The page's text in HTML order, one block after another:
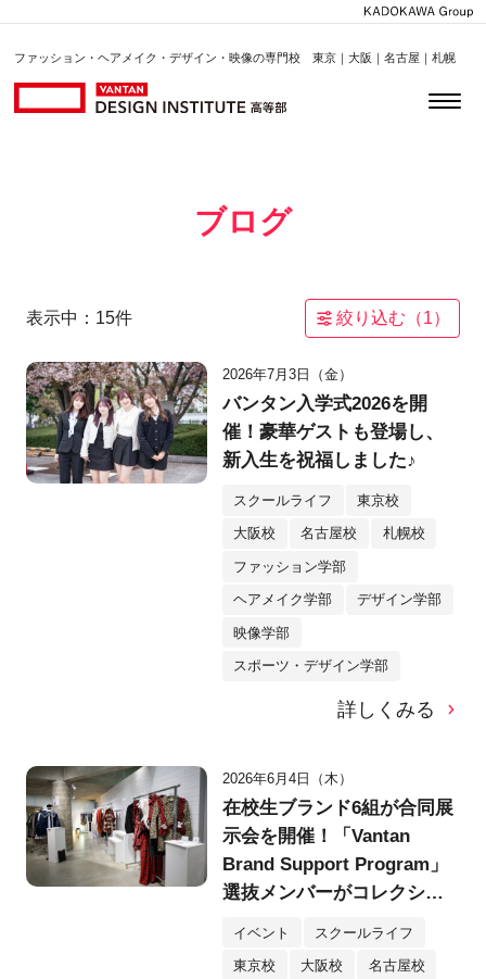
ファッション・ヘアメイク・デザイン・映像の専門校 東京｜大阪｜名古屋｜札幌
ブログ
表示中： 15件 絞り込む（1）
2026年7月3日（金）
バンタン入学式2026を開
催！豪華ゲストも登場し、
新入生を祝福しました♪
スクールライフ 東京校
大阪校 名古屋校 札幌校
ファッション学部
ヘアメイク学部 デザイン学部
映像学部
スポーツ・デザイン学部
詳しくみる
2026年6月4日（木）
在校生ブランド6組が合同展
示会を開催！「Vantan
Brand Support Program」
選抜メンバーがコレクショ
イベント スクールライフ
東京校 大阪校 名古屋校